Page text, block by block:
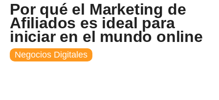
Por qué el Marketing de
Afiliados es ideal para
iniciar en el mundo online
Negocios Digitales